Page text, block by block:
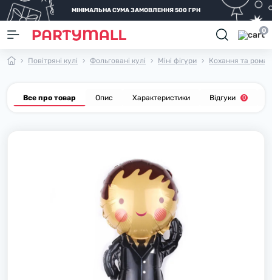
МІНІМАЛЬНА СУМА ЗАМОВЛЕННЯ 500 ГРН
0
Повітряні кулі Фольговані кулі Міні фігури Кохання та
Все про товар Опис Характеристики Відгуки 0